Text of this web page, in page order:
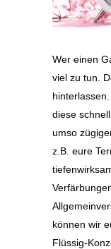
Wer einen
viel zu tun.
diese
umso
z.B. eure
können wir
Flüssig-